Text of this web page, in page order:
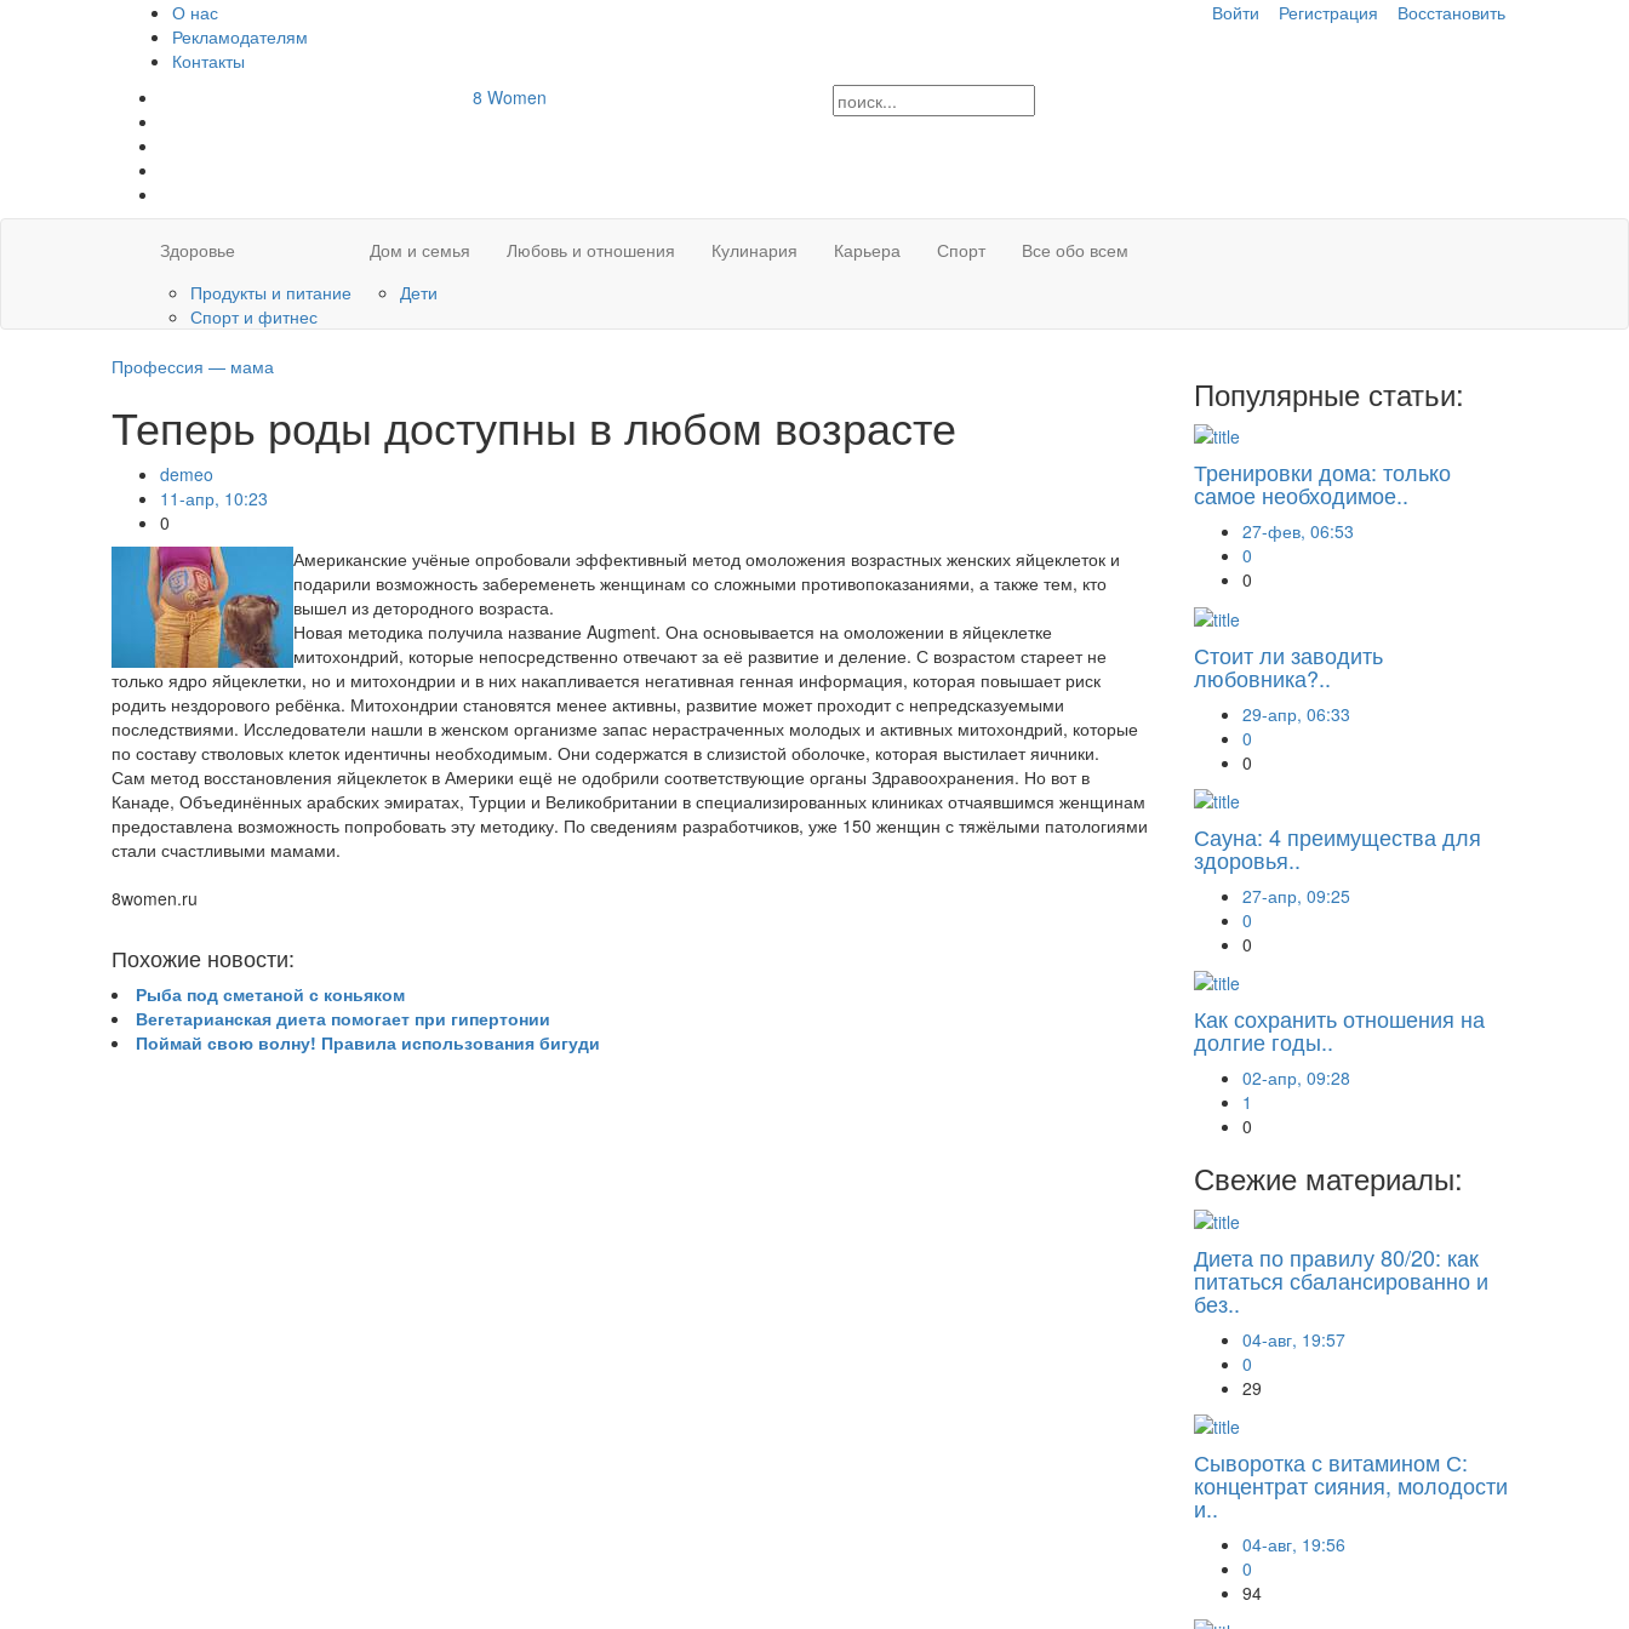
Войти Регистрация Восстановить
О нас
Рекламодателям
Контакты
8 Women
Здоровье
Продукты и питание
Спорт и фитнес
Дом и семья
Дети
Любовь и отношения Кулинария Карьера Спорт Все обо всем
Профессия — мама
Теперь роды доступны в любом возрасте
demeo
11-апр, 10:23
0
Американские учёные опробовали эффективный метод омоложения возрастных женских яйцеклеток и
подарили возможность забеременеть женщинам со сложными противопоказаниями, а также тем, кто
вышел из детородного возраста.
Новая методика получила название Augment. Она основывается на омоложении в яйцеклетке
митохондрий, которые непосредственно отвечают за её развитие и деление. С возрастом стареет не
только ядро яйцеклетки, но и митохондрии и в них накапливается негативная генная информация, которая повышает риск
родить нездорового ребёнка. Митохондрии становятся менее активны, развитие может проходит с непредсказуемыми
последствиями. Исследователи нашли в женском организме запас нерастраченных молодых и активных митохондрий, которые
по составу стволовых клеток идентичны необходимым. Они содержатся в слизистой оболочке, которая выстилает яичники.
Сам метод восстановления яйцеклеток в Америки ещё не одобрили соответствующие органы Здравоохранения. Но вот в
Канаде, Объединённых арабских эмиратах, Турции и Великобритании в специализированных клиниках отчаявшимся женщинам
предоставлена возможность попробовать эту методику. По сведениям разработчиков, уже 150 женщин с тяжёлыми патологиями
стали счастливыми мамами.
8women.ru
Похожие новости:
Рыба под сметаной с коньяком
Вегетарианская диета помогает при гипертонии
Поймай свою волну! Правила использования бигуди
Популярные статьи:
Тренировки дома: только
самое необходимое..
27-фев, 06:53
0
0
Стоит ли заводить
любовника?..
29-апр, 06:33
0
0
Сауна: 4 преимущества для
здоровья..
27-апр, 09:25
0
0
Как сохранить отношения на
долгие годы..
02-апр, 09:28
1
0
Свежие материалы:
Диета по правилу 80/20: как
питаться сбалансированно и
без..
04-авг, 19:57
0
29
Сыворотка с витамином С:
концентрат сияния, молодости
и..
04-авг, 19:56
0
94